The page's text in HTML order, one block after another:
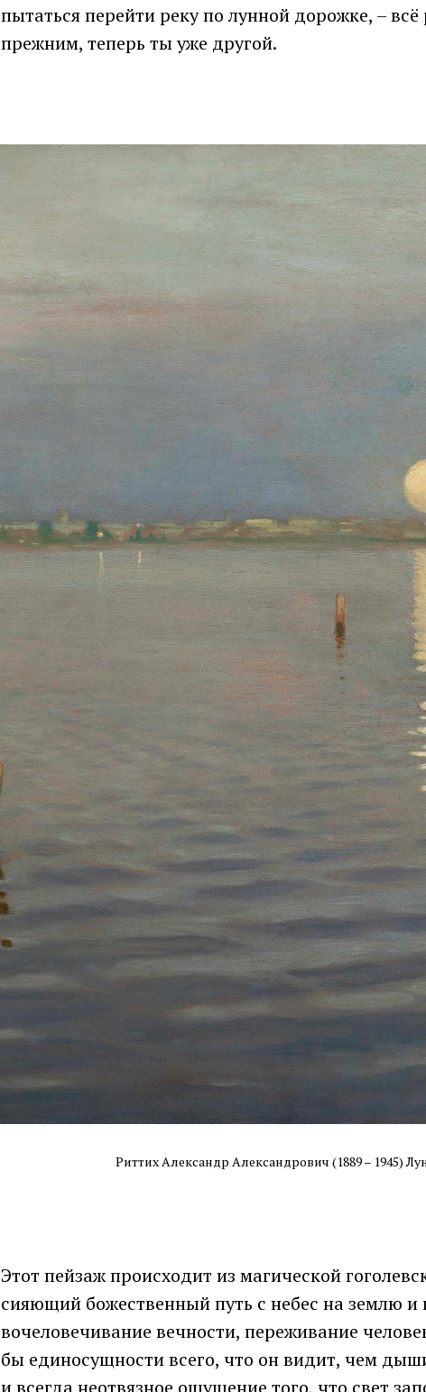
пытаться перейти реку по лунной дорожке, –
прежним, теперь ты уже другой.
Риттих Александр Александрович (1889 – 1945)
Этот пейзаж происходит из магической
сияющий божественный путь с небес на землю и
вочеловечивание вечности, переживание
бы единосущности всего, что он видит, чем
и всегда неотвязное ощущение того, что свет